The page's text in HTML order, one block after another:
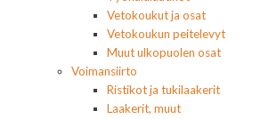
Vetokoukut ja osat
Vetokoukun peitelevyt
Muut ulkopuolen osat
Voimansiirto
Ristikot ja tukilaakerit
Laakerit, muut